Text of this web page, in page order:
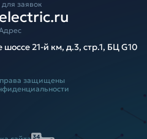
заявок
21-й км, д.3, стр.1, БЦ G10
защищены